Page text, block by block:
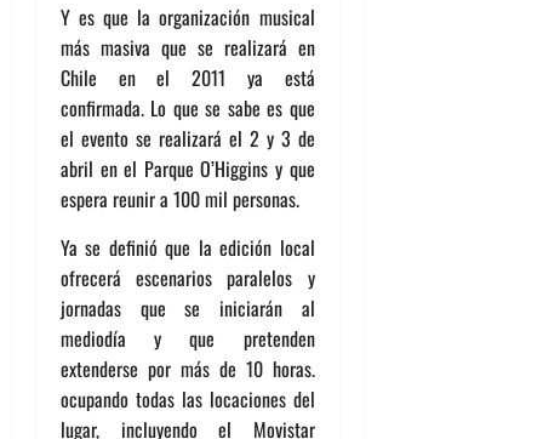
Y es que la organización musical
más masiva que se realizará en
Chile en el 2011 ya está
confirmada. Lo que se sabe es que
el evento se realizará el 2 y 3 de
abril en el Parque O’Higgins y que
espera reunir a 100 mil personas.
Ya se definió que la edición local
ofrecerá escenarios paralelos y
jornadas que se iniciarán al
mediodía y que pretenden
extenderse por más de 10 horas.
ocupando todas las locaciones del
lugar, incluyendo el Movistar